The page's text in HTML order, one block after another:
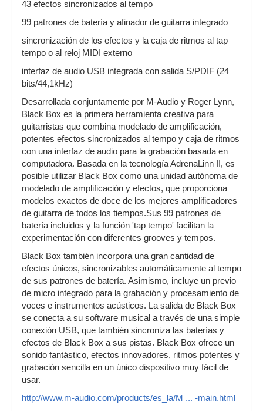
43 efectos sincronizados al tempo
99 patrones de batería y afinador de guitarra integrado
sincronización de los efectos y la caja de ritmos al tap
tempo o al reloj MIDI externo
interfaz de audio USB integrada con salida S/PDIF (24
bits/44,1kHz)
Desarrollada conjuntamente por M-Audio y Roger Lynn,
Black Box es la primera herramienta creativa para
guitarristas que combina modelado de amplificación,
potentes efectos sincronizados al tempo y caja de ritmos
con una interfaz de audio para la grabación basada en
computadora. Basada en la tecnología AdrenaLinn II, es
posible utilizar Black Box como una unidad autónoma de
modelado de amplificación y efectos, que proporciona
modelos exactos de doce de los mejores amplificadores
de guitarra de todos los tiempos.Sus 99 patrones de
batería incluidos y la función 'tap tempo' facilitan la
experimentación con diferentes grooves y tempos.
Black Box también incorpora una gran cantidad de
efectos únicos, sincronizables automáticamente al tempo
de sus patrones de batería. Asimismo, incluye un previo
de micro integrado para la grabación y procesamiento de
voces e instrumentos acústicos. La salida de Black Box
se conecta a su software musical a través de una simple
conexión USB, que también sincroniza las baterías y
efectos de Black Box a sus pistas. Black Box ofrece un
sonido fantástico, efectos innovadores, ritmos potentes y
grabación sencilla en un único dispositivo muy fácil de
usar.
http://www.m-audio.com/products/es_la/M ... -main.html